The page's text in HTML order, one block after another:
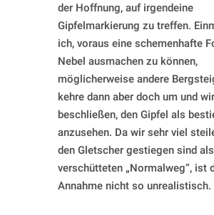
der Hoffnung, auf irgendeine
Gipfelmarkierung zu treffen.
ich, voraus eine schemenhafte
Nebel ausmachen zu können,
möglicherweise andere
kehre dann aber doch um und wir
beschließen, den Gipfel als
anzusehen. Da wir sehr viel
den Gletscher gestiegen sind
verschütteten „Normalweg“, ist
Annahme nicht so unrealistisch.